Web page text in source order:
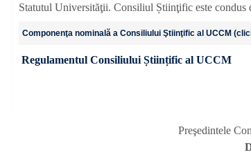
Statutul Universităţii. Consiliul Știinţific este condus
Componenţa nominală a Consiliului Ştiinţific al UCCM
Regulamentul Consiliului Științific al UCCM
Preşedintele